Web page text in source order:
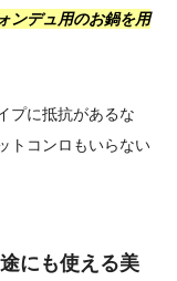
ンデュ用のお鍋を用
プに抵抗があるな
トコンロもいらない
にも使える美